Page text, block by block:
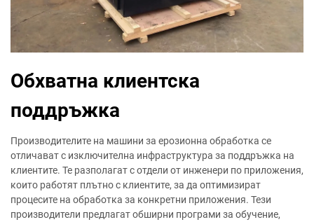
Обхватна клиентска
поддръжка
Производителите на машини за ерозионна обработка се
отличават с изключителна инфраструктура за поддръжка на
клиентите. Те разполагат с отдели от инженери по приложения,
които работят плътно с клиентите, за да оптимизират
процесите на обработка за конкретни приложения. Тези
производители предлагат обширни програми за обучение,